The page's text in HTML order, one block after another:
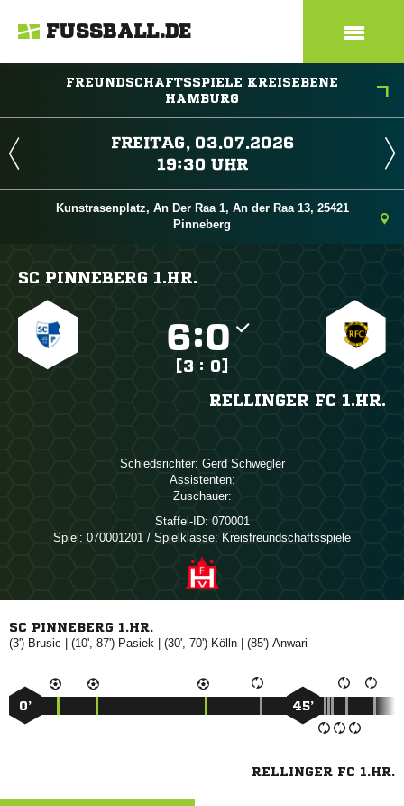
FUSSBALL.DE
FREUNDSCHAFTSSPIELE KREISEBENE
HAMBURG
 
 
Kunstrasenplatz, An Der Raa 1, An der Raa 13, 25421
Pinneberg
SC PINNEBERG 1.HR.
:
[3 : 0]
RELLINGER FC 1.HR.
Schiedsrichter:  
Assistenten:
Zuschauer:
Staffel-ID: 070001
Spiel: 070001201 / Spielklasse: Kreisfreundschaftsspiele
SC PINNEBERG 1.HR.
(3')  | (10', 87')  | (30', 70')  | (85') 
0’ 45’
RELLINGER FC 1.HR.